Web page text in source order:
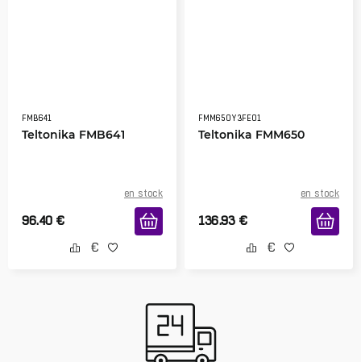
FMB641
Teltonika FMB641
en stock
96.40 €
FMM650Y3FE01
Teltonika FMM650
en stock
136.93 €